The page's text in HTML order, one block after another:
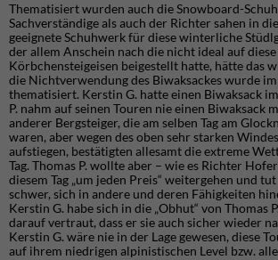
Thematisiert wurden auch die Snowboard-
Sachverständige als auch der Richter sahen in
geeignete Schuhwerk für diese winterliche
der allem Anschein nach die nicht ideal auf diese
Körbchensteigeisen beigestellt hatte, hätte das
die Nichtverwendung des Biwaksackes wurde
thematisiert. Kerstin G. hatte einen Biwaksack
P. nahm auf seinen Touren nie einen Biwaksack
anderer Bergsteiger, die am selben Tag am
waren, aber wegen des oben sehr starken
aufstiegen, bestätigten allesamt die extreme
Tag. Thomas P. wollte aber – wie es Richter
diesem Tag „um jeden Preis“ weitergehen und
schwer, sich in andere und deren Fähigkeiten
Kerstin G. habe sich in die „Obhut“ von Thomas
darauf vertraut, dass er sie auch sicher wieder
Kerstin G. wäre nie in der Lage gewesen, diese
auf ihrem niedrigen alpinistischen Level bzw.